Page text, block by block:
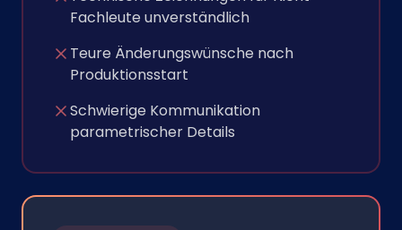
Fachleute unverständlich
Teure Änderungswünsche nach
Produktionsstart
Schwierige Kommunikation
parametrischer Details